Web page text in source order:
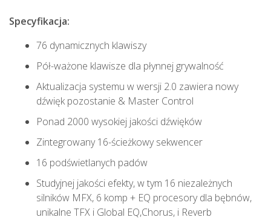
Specyfikacja:
76 dynamicznych klawiszy
Pół-ważone klawisze dla płynnej grywalność
Aktualizacja systemu w wersji 2.0 zawiera nowy
dźwięk pozostanie & Master Control
Ponad 2000 wysokiej jakości dźwięków
Zintegrowany 16-ścieżkowy sekwencer
16 podświetlanych padów
Studyjnej jakości efekty, w tym 16 niezależnych
silników MFX, 6 komp + EQ procesory dla bębnów,
unikalne TFX i Global EQ,Chorus, i Reverb